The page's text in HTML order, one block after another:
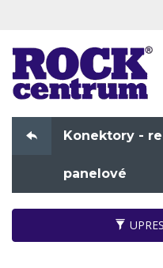
Konektory -
panelové